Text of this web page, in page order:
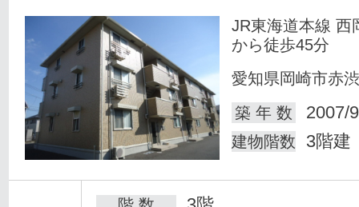
JR東海道本線 西
から徒歩45分
愛知県岡崎市赤
築 年 数
2007/
建物階数 3階建